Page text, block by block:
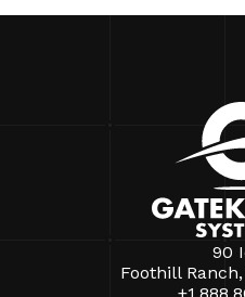
90
Foothill